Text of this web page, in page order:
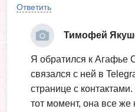
Ответить
Тимофей
Я обратился к Агафье
связался с ней в
странице с
тот момент, она все